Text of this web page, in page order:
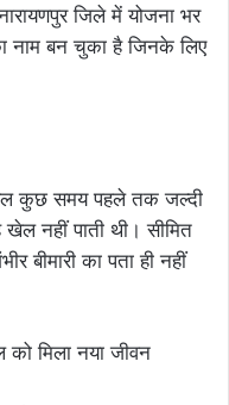
जिले में योजना भर
नाम बन चुका है जिनके लिए
कुछ समय पहले तक जल्दी
नहीं पाती थी। सीमित
बीमारी का पता ही नहीं